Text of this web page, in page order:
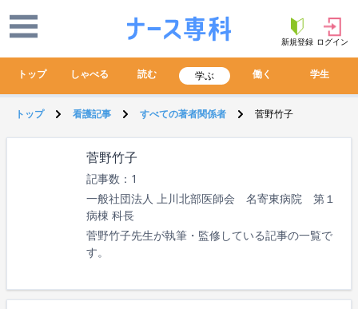
新規登録 ログイン
トップ しゃべる 読む 学ぶ 働く 学生
トップ 看護記事 すべての著者関係者 菅野竹子
菅野竹子
記事数：1
一般社団法人 上川北部医師会 名寄東病院 第１
病棟 科長
菅野竹子先生が執筆・監修している記事の一覧で
す。